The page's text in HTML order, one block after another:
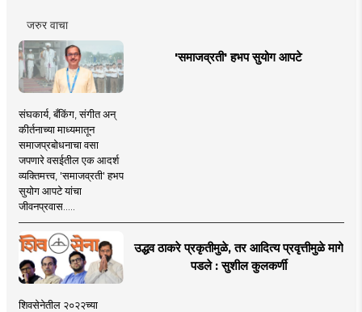
जरुर वाचा
'समाजव्रती' हभप सुयोग आपटे
संघकार्य, बँकिंग, संगीत अन्
कीर्तनाच्या माध्यमातून
समाजप्रबोधनाचा वसा
जपणारे वसईतील एक आदर्श
व्यक्तिमत्त्व, 'समाजव्रती' हभप
सुयोग आपटे यांचा
जीवनप्रवास.....
उद्धव ठाकरे प्रकृतीमुळे, तर आदित्य प्रवृत्तीमुळे मागे
पडले : सुशील कुलकर्णी
शिवसेनेतील २०२२च्या